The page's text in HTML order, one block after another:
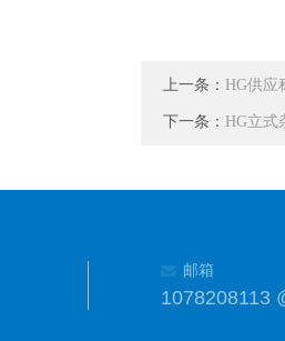
上一条： HG供应
下一条： HG立式
邮箱
1078208113